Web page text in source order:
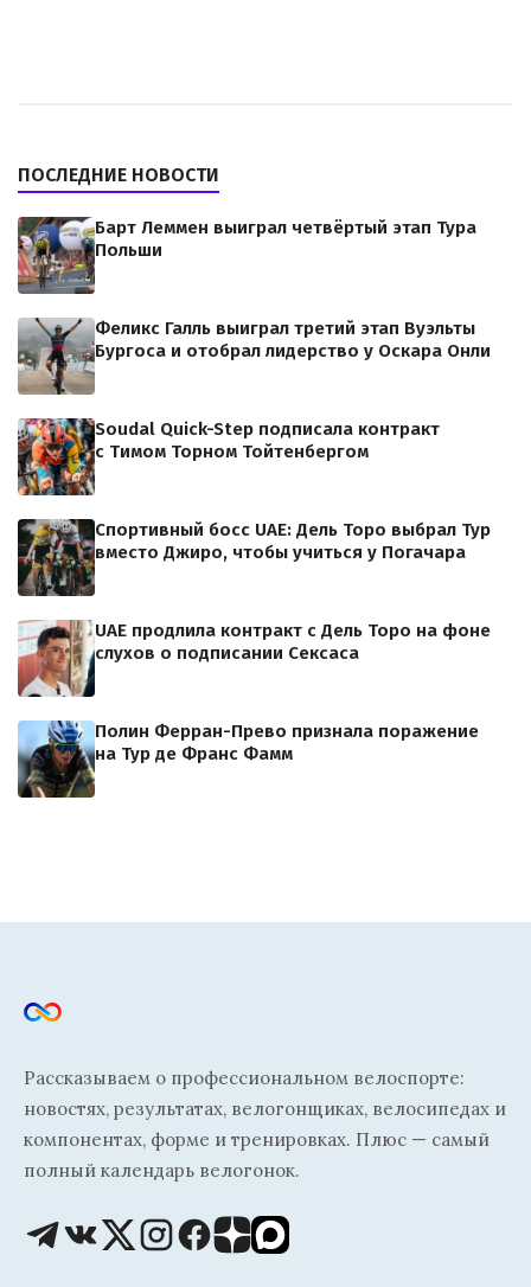
ПОСЛЕДНИЕ НОВОСТИ
Барт Леммен выиграл четвёртый этап Тура
Польши
Феликс Галль выиграл третий этап Вуэльты
Бургоса и отобрал лидерство у Оскара Онли
Soudal Quick-Step подписала контракт
с Тимом Торном Тойтенбергом
Спортивный босс UAE: Дель Торо выбрал Тур
вместо Джиро, чтобы учиться у Погачара
UAE продлила контракт с Дель Торо на фоне
слухов о подписании Сексаса
Полин Ферран-Прево признала поражение
на Тур де Франс Фамм
Рассказываем о профессиональном велоспорте:
новостях, результатах, велогонщиках, велосипедах и
компонентах, форме и тренировках. Плюс — самый
полный календарь велогонок.